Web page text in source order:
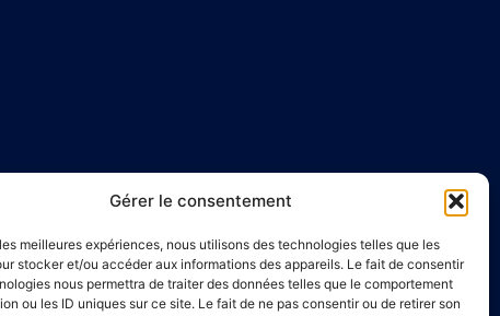
Gérer le consentement
meilleures expériences, nous utilisons des technologies telles que les
stocker et/ou accéder aux informations des appareils. Le fait de consentir
nous permettra de traiter des données telles que le comportement
ou les ID uniques sur ce site. Le fait de ne pas consentir ou de retirer son
à 16h00
Liens utiles
Annuaire de santé
Mentions légales